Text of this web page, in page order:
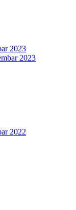
2023
2023
2022